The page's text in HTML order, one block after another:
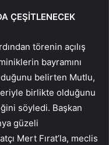
ÇEŞİTLENECEK
törenin açılış
bayramını
belirten Mutlu,
birlikte olduğunu
söyledi. Başkan
güzeli
Mert Fırat’la, meclis